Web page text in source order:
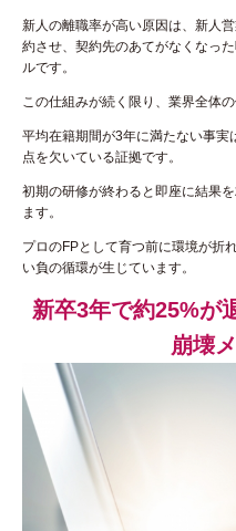
新人の離職率が高い原因は、新人
約させ、契約先のあてがなくなっ
ルです。
この仕組みが続く限り、業界全体
平均在籍期間が3年に満たない事
点を欠いている証拠です。
初期の研修が終わると即座に結果
ます。
プロのFPとして育つ前に環境が折
い負の循環が生じています。
新卒3年で約25%が
崩壊